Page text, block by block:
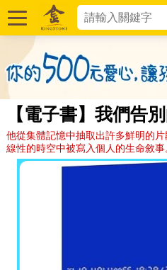
【電子書】我們告
他從集體記憶中抽取出許多鮮明的
線性的時空中被寫入個人的生命敘事